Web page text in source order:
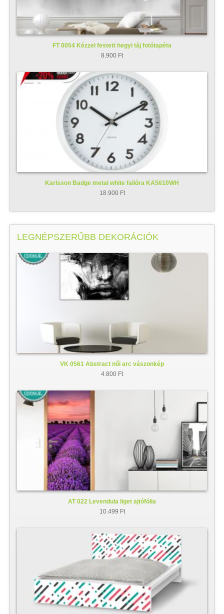
FT 0054 Kézzel festett hegyi táj fotótapéta
8.900 Ft
Karlsson Badge metal white falióra KA5610WH
18.900 Ft
LEGNÉPSZERŰBB DEKORÁCIÓK
VK 0561 Abstract női arc vászonkép
4.800 Ft
AT 022 Levendula liget ajtófólia
10.499 Ft